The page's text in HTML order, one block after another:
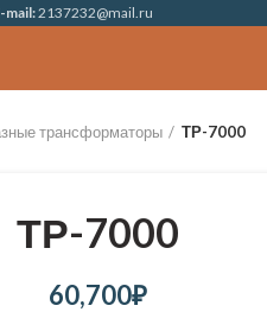
mail:2137232@mail.ru
трансформаторы ТР-7000
ТР-7000
60,700₽